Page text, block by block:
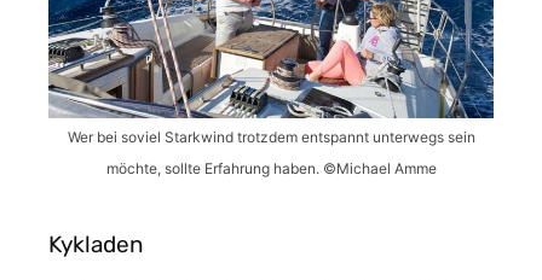
Wer bei soviel Starkwind trotzdem entspannt unterwegs sein
möchte, sollte Erfahrung haben. ©Michael Amme
Kykladen